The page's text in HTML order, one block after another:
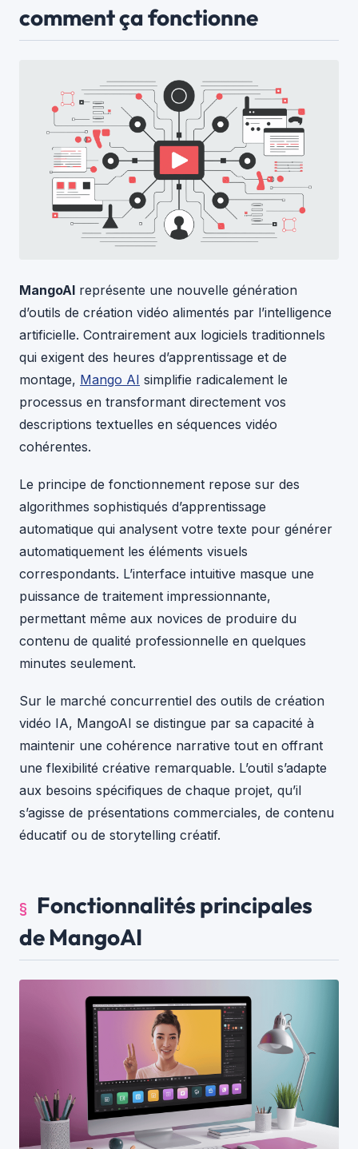
comment ça fonctionne
MangoAI représente une nouvelle génération
d’outils de création vidéo alimentés par l’intelligence
artificielle. Contrairement aux logiciels traditionnels
qui exigent des heures d’apprentissage et de
montage, Mango AI simplifie radicalement le
processus en transformant directement vos
descriptions textuelles en séquences vidéo
cohérentes.
Le principe de fonctionnement repose sur des
algorithmes sophistiqués d’apprentissage
automatique qui analysent votre texte pour générer
automatiquement les éléments visuels
correspondants. L’interface intuitive masque une
puissance de traitement impressionnante,
permettant même aux novices de produire du
contenu de qualité professionnelle en quelques
minutes seulement.
Sur le marché concurrentiel des outils de création
vidéo IA, MangoAI se distingue par sa capacité à
maintenir une cohérence narrative tout en offrant
une flexibilité créative remarquable. L’outil s’adapte
aux besoins spécifiques de chaque projet, qu’il
s’agisse de présentations commerciales, de contenu
éducatif ou de storytelling créatif.
Fonctionnalités principales
de MangoAI